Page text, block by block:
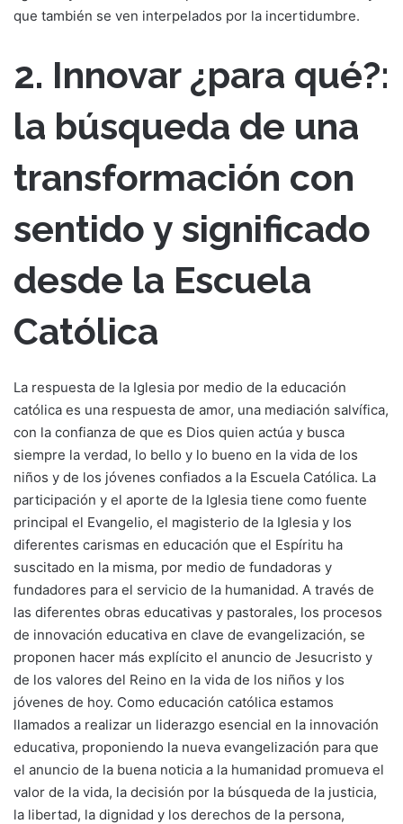
que también se ven interpelados por la incertidumbre.
2. Innovar ¿para qué?:
la búsqueda de una
transformación con
sentido y significado
desde la Escuela
Católica
La respuesta de la Iglesia por medio de la educación
católica es una respuesta de amor, una mediación salvífica,
con la confianza de que es Dios quien actúa y busca
siempre la verdad, lo bello y lo bueno en la vida de los
niños y de los jóvenes confiados a la Escuela Católica. La
participación y el aporte de la Iglesia tiene como fuente
principal el Evangelio, el magisterio de la Iglesia y los
diferentes carismas en educación que el Espíritu ha
suscitado en la misma, por medio de fundadoras y
fundadores para el servicio de la humanidad. A través de
las diferentes obras educativas y pastorales, los procesos
de innovación educativa en clave de evangelización, se
proponen hacer más explícito el anuncio de Jesucristo y
de los valores del Reino en la vida de los niños y los
jóvenes de hoy. Como educación católica estamos
llamados a realizar un liderazgo esencial en la innovación
educativa, proponiendo la nueva evangelización para que
el anuncio de la buena noticia a la humanidad promueva el
valor de la vida, la decisión por la búsqueda de la justicia,
la libertad, la dignidad y los derechos de la persona,